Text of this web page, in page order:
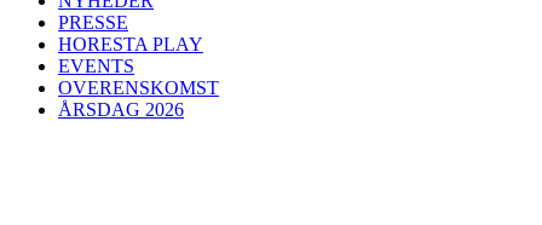
PRESSE
HORESTA PLAY
EVENTS
OVERENSKOMST
ÅRSDAG 2026